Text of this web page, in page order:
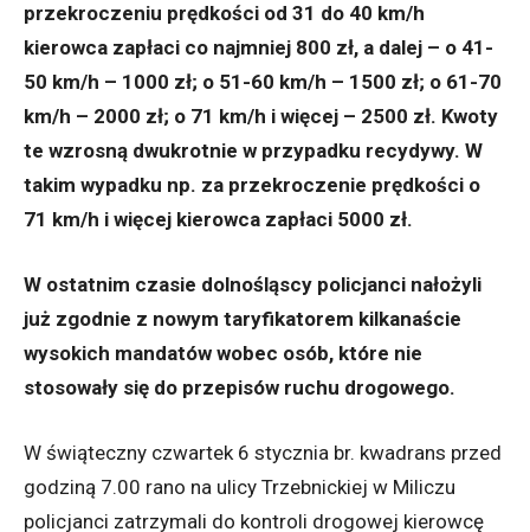
przekroczeniu prędkości od 31 do 40 km/h
kierowca zapłaci co najmniej 800 zł, a dalej – o 41-
50 km/h – 1000 zł; o 51-60 km/h – 1500 zł; o 61-70
km/h – 2000 zł; o 71 km/h i więcej – 2500 zł. Kwoty
te wzrosną dwukrotnie w przypadku recydywy. W
takim wypadku np. za przekroczenie prędkości o
71 km/h i więcej kierowca zapłaci 5000 zł.
W ostatnim czasie dolnośląscy policjanci nałożyli
już zgodnie z nowym taryfikatorem kilkanaście
wysokich mandatów wobec osób, które nie
stosowały się do przepisów ruchu drogowego.
W świąteczny czwartek 6 stycznia br. kwadrans przed
godziną 7.00 rano na ulicy Trzebnickiej w Miliczu
policjanci zatrzymali do kontroli drogowej kierowcę